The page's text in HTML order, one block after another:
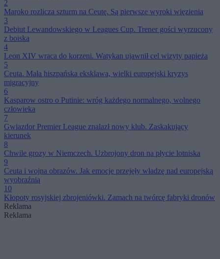
2
Maroko rozlicza szturm na Ceutę. Są pierwsze wyroki więzienia
3
Debiut Lewandowskiego w Leagues Cup. Trener gości wyrzucony
z boiska
4
Leon XIV wraca do korzeni. Watykan ujawnił cel wizyty papieża
5
Ceuta. Mała hiszpańska eksklawa, wielki europejski kryzys
migracyjny
6
Kasparow ostro o Putinie: wróg każdego normalnego, wolnego
człowieka
7
Gwiazdor Premier League znalazł nowy klub. Zaskakujący
kierunek
8
Chwile grozy w Niemczech. Uzbrojony dron na płycie lotniska
9
Ceuta i wojna obrazów. Jak emocje przejęły władzę nad europejską
wyobraźnią
10
Kłopoty rosyjskiej zbrojeniówki. Zamach na twórcę fabryki dronów
Reklama
Reklama